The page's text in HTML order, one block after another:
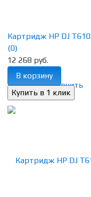
избранное сравнить
Картридж HP DJ
(0)
12 268 руб.
В корзину